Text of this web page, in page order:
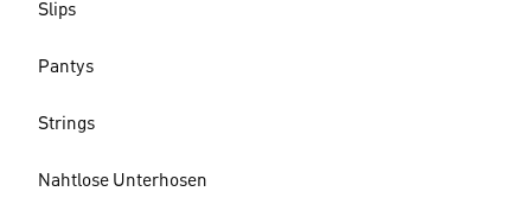
Slips
Pantys
Strings
Nahtlose Unterhosen